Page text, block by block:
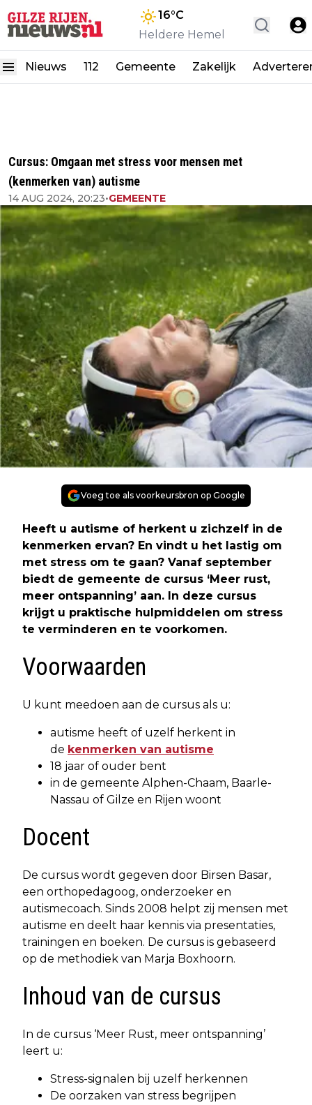
16°C
Heldere Hemel
Nieuws 112 Gemeente Zakelijk
Cursus: Omgaan met stress voor mensen met
(kenmerken van) autisme
14 AUG 2024, 20:23•GEMEENTE
Voeg toe als voorkeursbron op Google
Heeft u autisme of herkent u zichzelf in de
kenmerken ervan? En vindt u het lastig om
met stress om te gaan? Vanaf september
biedt de gemeente de cursus ‘Meer rust,
meer ontspanning’ aan. In deze cursus
krijgt u praktische hulpmiddelen om stress
te verminderen en te voorkomen.
Voorwaarden
U kunt meedoen aan de cursus als u:
autisme heeft of uzelf herkent in
de kenmerken van autisme
18 jaar of ouder bent
in de gemeente Alphen-Chaam, Baarle-
Nassau of Gilze en Rijen woont
Docent
De cursus wordt gegeven door Birsen Basar,
een orthopedagoog, onderzoeker en
autismecoach. Sinds 2008 helpt zij mensen met
autisme en deelt haar kennis via presentaties,
trainingen en boeken. De cursus is gebaseerd
op de methodiek van Marja Boxhoorn.
Inhoud van de cursus
In de cursus ‘Meer Rust, meer ontspanning’
leert u:
Stress-signalen bij uzelf herkennen
De oorzaken van stress begrijpen